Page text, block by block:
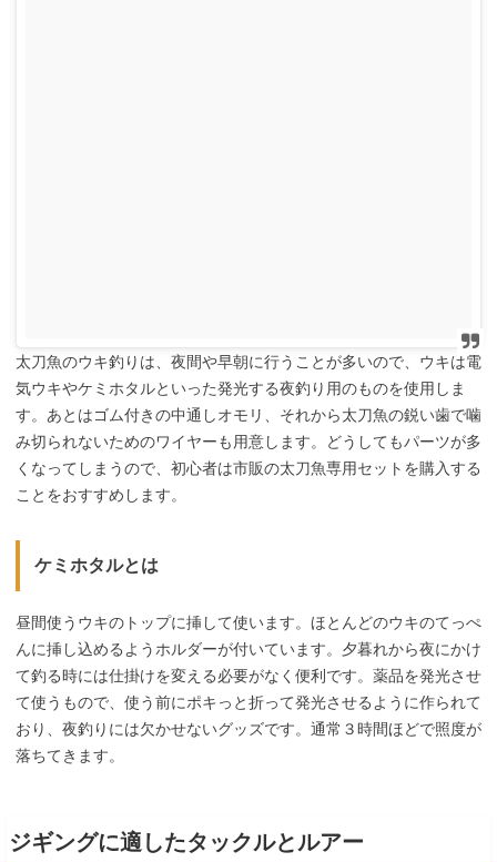
太刀魚のウキ釣りは、夜間や早朝に行うことが多いので、ウキは電
気ウキやケミホタルといった発光する夜釣り用のものを使用しま
す。あとはゴム付きの中通しオモリ、それから太刀魚の鋭い歯で噛
み切られないためのワイヤーも用意します。どうしてもパーツが多
くなってしまうので、初心者は市販の太刀魚専用セットを購入する
ことをおすすめします。
ケミホタルとは
昼間使うウキのトップに挿して使います。ほとんどのウキのてっぺ
んに挿し込めるようホルダーが付いています。夕暮れから夜にかけ
て釣る時には仕掛けを変える必要がなく便利です。薬品を発光させ
て使うもので、使う前にポキっと折って発光させるように作られて
おり、夜釣りには欠かせないグッズです。通常３時間ほどで照度が
落ちてきます。
ジギングに適したタックルとルアー